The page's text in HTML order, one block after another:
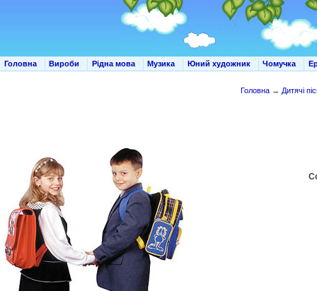
Головна Вироби Рідна мова Музика Юний художник Чомучка
Головна→ Дитячі